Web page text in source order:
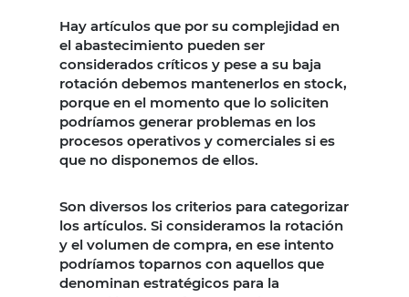
Hay artículos que por su complejidad en
el abastecimiento pueden ser
considerados críticos y pese a su baja
rotación debemos mantenerlos en stock,
porque en el momento que lo soliciten
podríamos generar problemas en los
procesos operativos y comerciales si es
que no disponemos de ellos.
Son diversos los criterios para categorizar
los artículos. Si consideramos la rotación
y el volumen de compra, en ese intento
podríamos toparnos con aquellos que
denominan estratégicos para la